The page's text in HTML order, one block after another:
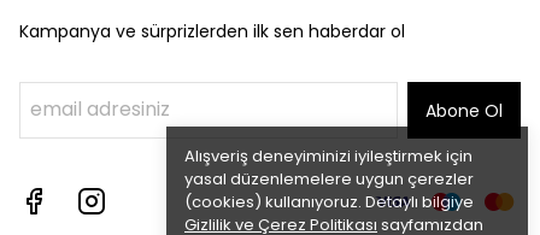
Alışveriş deneyiminizi iyileştirmek için
yasal düzenlemelere uygun çerezler
(cookies) kullanıyoruz. Detaylı bilgiye
Gizlilik ve Çerez Politikası sayfamızdan
Kampanya ve sürprizlerden ilk sen haberdar ol
Abone Ol